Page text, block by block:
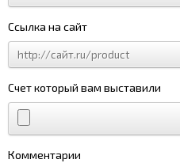
Ссылка на сайт
Счет который вам выставили
Комментарии